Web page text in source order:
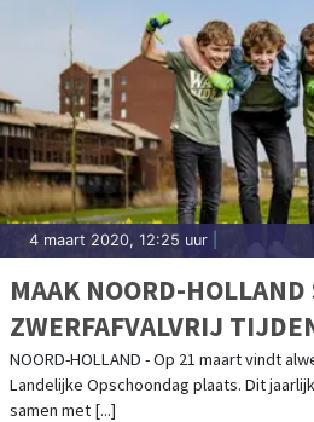
4 maart 2020, 12:25 uur
MAAK NOORD-HOLLAND
ZWERFAFVALVRIJ
OPSCHOONDAG OP 21
NOORD-HOLLAND - Op 21 maart vindt
Landelijke Opschoondag plaats. Dit
samen met [...]